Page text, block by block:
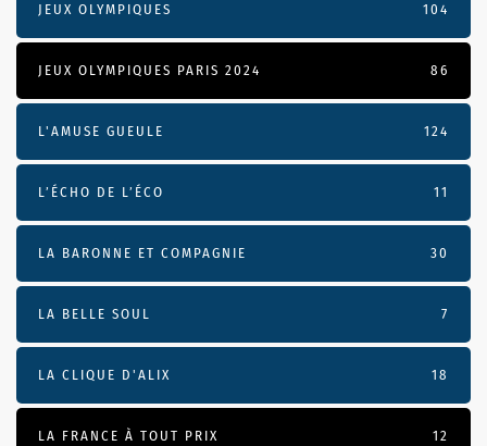
JEUX OLYMPIQUES 104
JEUX OLYMPIQUES PARIS 2024 86
L'AMUSE GUEULE 124
L’ÉCHO DE L’ÉCO 11
LA BARONNE ET COMPAGNIE 30
LA BELLE SOUL 7
LA CLIQUE D'ALIX 18
LA FRANCE À TOUT PRIX 12